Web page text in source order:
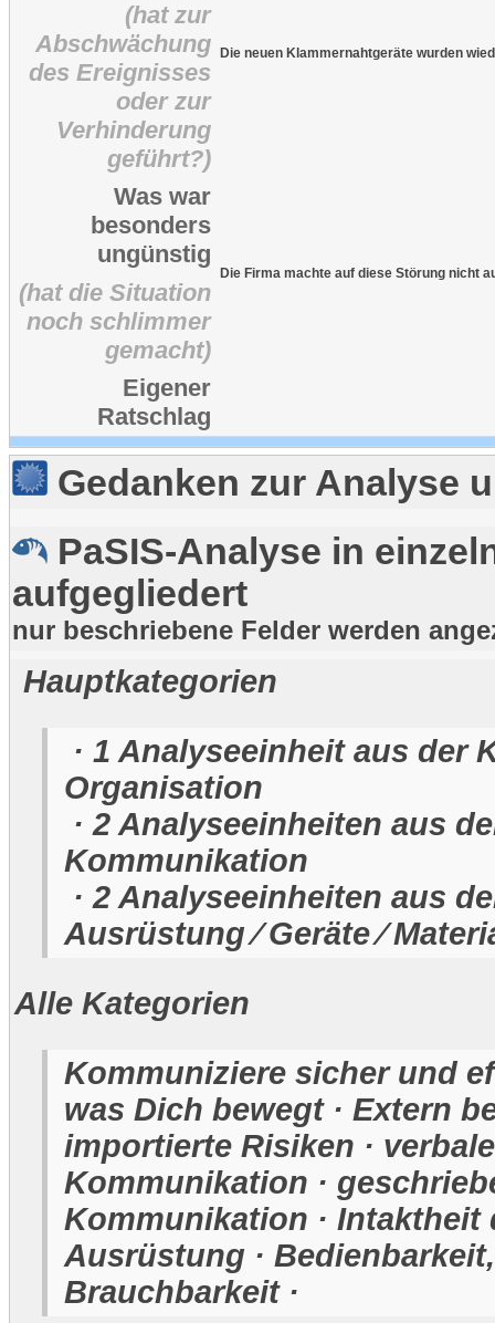
(hat zur
Abschwächung
des Ereignisses
oder zur
Verhinderung
geführt?)
Die neuen Klammernahtgeräte wurden
Was war
besonders
ungünstig
(hat die Situation
noch schlimmer
gemacht)
Die Firma machte auf diese Störung nicht
Eigener
Ratschlag
Gedanken zur Analyse
PaSIS-Analyse in
aufgegliedert
nur beschriebene Felder werden
Hauptkategorien
· 1 Analyseeinheit aus der
Organisation
· 2 Analyseeinheiten aus
Kommunikation
· 2 Analyseeinheiten aus
Ausrüstung ⁄ Geräte ⁄
Alle Kategorien
Kommuniziere sicher und
was Dich bewegt · Extern
importierte Risiken · verbale
Kommunikation ·
Kommunikation · Intaktheit
Ausrüstung · Bedienbarkeit,
Brauchbarkeit ·